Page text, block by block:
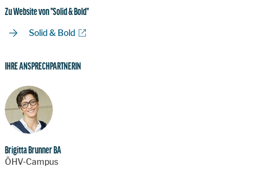
Zu Website von "Solid & Bold"
Solid & Bold
IHRE ANSPRECHPARTNERIN
Brigitta Brunner BA
ÖHV-Campus